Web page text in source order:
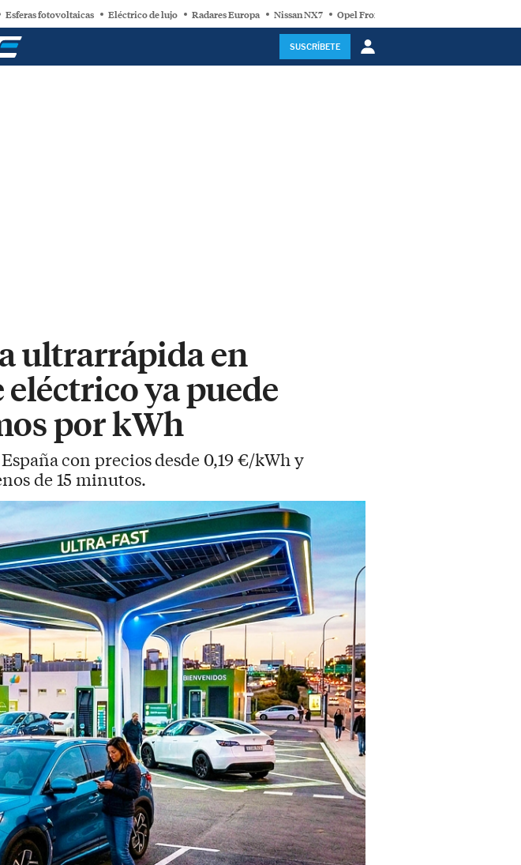
Esferas fotovoltaicas Eléctrico de lujo Radares Europa Nissan NX7 Opel Frontera Electric
SUSCRÍBETE
ultrarrápida en
eléctrico ya puede
por kWh
con precios desde 0,19 €/kWh y
de 15 minutos.